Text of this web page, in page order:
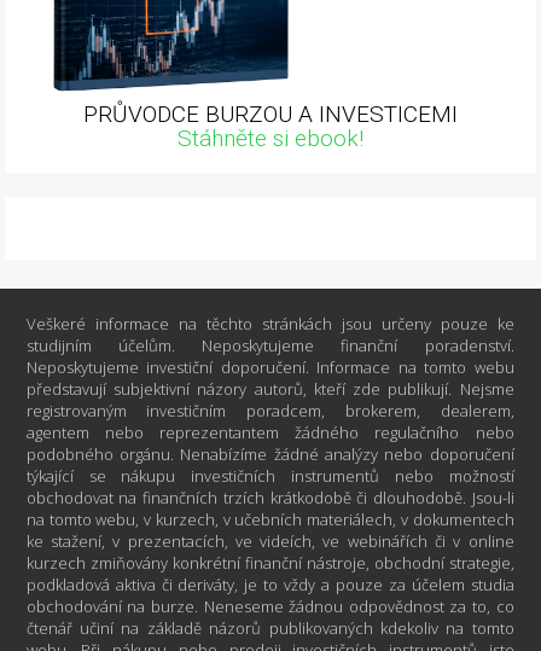
PRŮVODCE BURZOU A INVESTICEMI
Stáhněte si ebook!
Veškeré informace na těchto stránkách jsou určeny pouze ke
studijním účelům. Neposkytujeme finanční poradenství.
Neposkytujeme investiční doporučení. Informace na tomto webu
představují subjektivní názory autorů, kteří zde publikují. Nejsme
registrovaným investičním poradcem, brokerem, dealerem,
agentem nebo reprezentantem žádného regulačního nebo
podobného orgánu. Nenabízíme žádné analýzy nebo doporučení
týkající se nákupu investičních instrumentů nebo možností
obchodovat na finančních trzích krátkodobě či dlouhodobě. Jsou-li
na tomto webu, v kurzech, v učebních materiálech, v dokumentech
ke stažení, v prezentacích, ve videích, ve webinářích či v online
kurzech zmiňovány konkrétní finanční nástroje, obchodní strategie,
podkladová aktiva či deriváty, je to vždy a pouze za účelem studia
obchodování na burze. Neneseme žádnou odpovědnost za to, co
čtenář učiní na základě názorů publikovaných kdekoliv na tomto